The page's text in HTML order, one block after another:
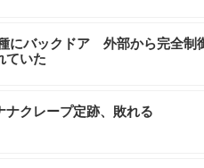
にバックドア 外部から完全制
ていた
ナクレープ定跡、敗れる